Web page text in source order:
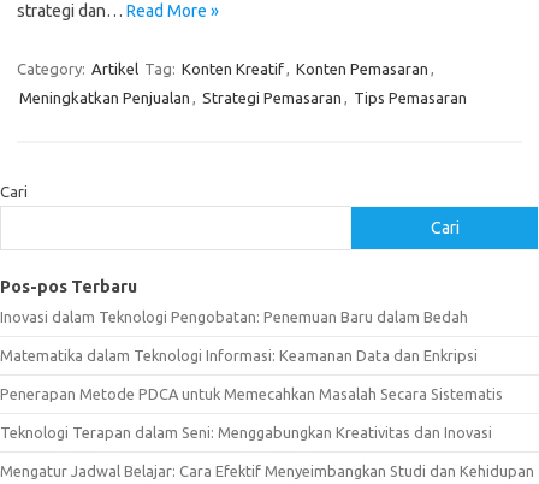
strategi dan… Read More »
Category: Artikel Tag: Konten Kreatif, Konten Pemasaran ,
Meningkatkan Penjualan , Strategi Pemasaran , Tips Pemasaran
Cari
Cari
Pos-pos Terbaru
Inovasi dalam Teknologi Pengobatan: Penemuan Baru dalam Bedah
Matematika dalam Teknologi Informasi: Keamanan Data dan Enkripsi
Penerapan Metode PDCA untuk Memecahkan Masalah Secara Sistematis
Teknologi Terapan dalam Seni: Menggabungkan Kreativitas dan Inovasi
Mengatur Jadwal Belajar: Cara Efektif Menyeimbangkan Studi dan Kehidupan